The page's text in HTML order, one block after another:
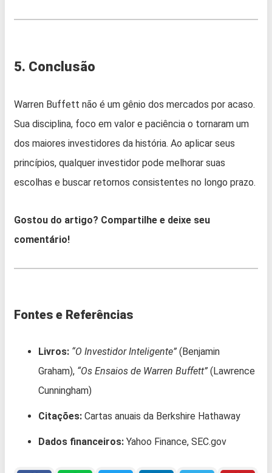
5. Conclusão
Warren Buffett não é um gênio dos mercados por acaso.
Sua disciplina, foco em valor e paciência o tornaram um
dos maiores investidores da história. Ao aplicar seus
princípios, qualquer investidor pode melhorar suas
escolhas e buscar retornos consistentes no longo prazo.
Gostou do artigo? Compartilhe e deixe seu
comentário!
Fontes e Referências
Livros: “O Investidor Inteligente” (Benjamin
Graham), “Os Ensaios de Warren Buffett” (Lawrence
Cunningham)
Citações: Cartas anuais da Berkshire Hathaway
Dados financeiros: Yahoo Finance, SEC.gov